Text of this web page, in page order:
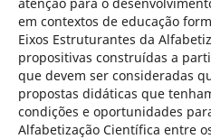
em contextos de educação
Eixos Estruturantes da
propositivas construídas a
que devem ser consideradas
propostas didáticas que
condições e oportunidades
Alfabetização Científica entre